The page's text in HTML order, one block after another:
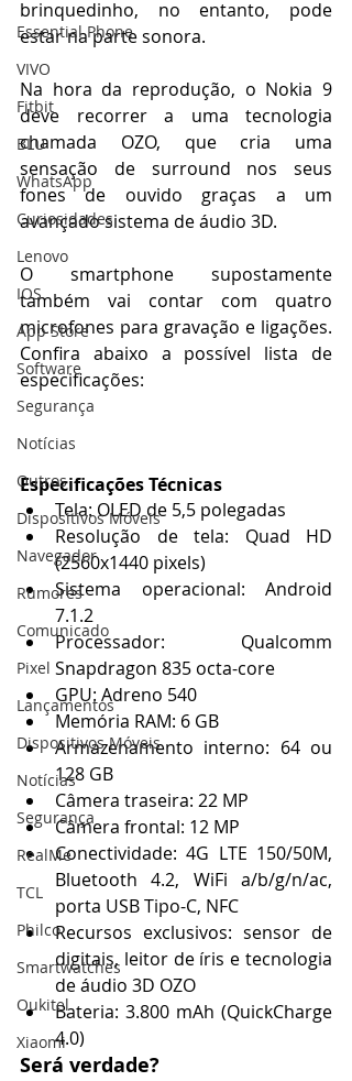
Essential Phone
VIVO
Fitbit
BLU
WhatsApp
Curiosidades
Lenovo
IOS
App Store
Software
Segurança
Notícias
Outros
Dispositivos Móveis
Navegador
Rumores
Comunicado
Pixel
Lançamentos
Dispositivos Móveis
Notícias
Segurança
RealMe
TCL
Philco
Smartwatches
Oukitel
Xiaomi
brinquedinho, no entanto, pode
estar na parte sonora.
Na hora da reprodução, o Nokia 9
deve recorrer a uma tecnologia
chamada OZO, que cria uma
sensação de surround nos seus
fones de ouvido graças a um
avançado sistema de áudio 3D.
O smartphone supostamente
também vai contar com quatro
microfones para gravação e ligações.
Confira abaixo a possível lista de
especificações:
Especificações Técnicas
Tela: OLED de 5,5 polegadas
Resolução de tela: Quad HD
(2560x1440 pixels)
Sistema operacional: Android
7.1.2
Processador: Qualcomm
Snapdragon 835 octa-core
GPU: Adreno 540
Memória RAM: 6 GB
Armazenamento interno: 64 ou
128 GB
Câmera traseira: 22 MP
Câmera frontal: 12 MP
Conectividade: 4G LTE 150/50M,
Bluetooth 4.2, WiFi a/b/g/n/ac,
porta USB Tipo-C, NFC
Recursos exclusivos: sensor de
digitais, leitor de íris e tecnologia
de áudio 3D OZO
Bateria: 3.800 mAh (QuickCharge
4.0)
Será verdade?